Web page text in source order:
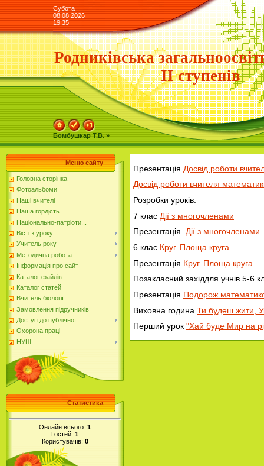
Субота
08.08.2026
19:35
Родниківська
ІІ ступенів
Бомбушкар Т.В. »
Меню сайту
Головна сторінка
Фотоальбоми
Наші вчителі
Наша гордість
Національно-патріоти...
Вісті з уроку
Учитель року
Методична робота
Інформація про сайт
Каталог файлів
Каталог статей
Вчитель біології
Замовлення підручників
Доступ до публічної ...
Охорона праці
НУШ
Статистика
Онлайн всього: 1
Гостей: 1
Користувачів: 0
Презентація Досвід роботи
Досвід роботи вчителя
Розробки уроків.
7 клас Дії з многочленами
Презентація Дії з многочленами
6 клас Круг. Площа круга
Презентація Круг. Площа круга
Позакласний західдля учнів 5-6
Презентація Подорож
Виховна година Ти будеш жити,
Перший урок "Хай буде Мир на